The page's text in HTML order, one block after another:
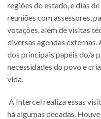
regiões do estado, e dias
reuniões com assessores,
votações, além de visitas
diversas agendas
dos principais papéis do/a
necessidades do povo e
vida.
A Intercel realiza essas
há algumas décadas.